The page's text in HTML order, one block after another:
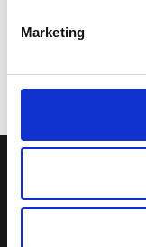
Marketing
LA NOSTRA
Una comunità di